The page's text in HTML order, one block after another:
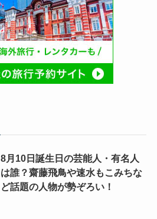
8月10日誕生日の芸能人・有名人
は誰？齋藤飛鳥や速水もこみちな
ど話題の人物が勢ぞろい！